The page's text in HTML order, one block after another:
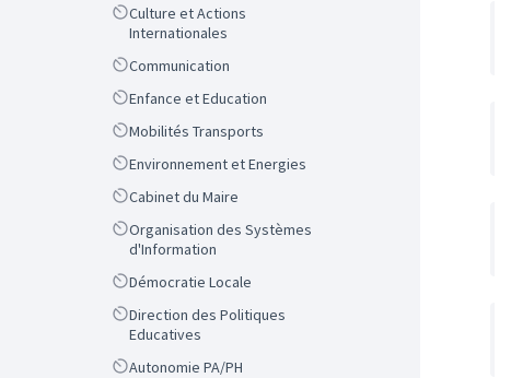
Scope
Culture et Actions
Internationales
ScopeCommunication
ScopeEnfance et Education
ScopeMobilités Transports
ScopeEnvironnement et Energies
ScopeCabinet du Maire
Scope
Organisation des Systèmes
d'Information
ScopeDémocratie Locale
Scope
Direction des Politiques
Educatives
ScopeAutonomie PA/PH